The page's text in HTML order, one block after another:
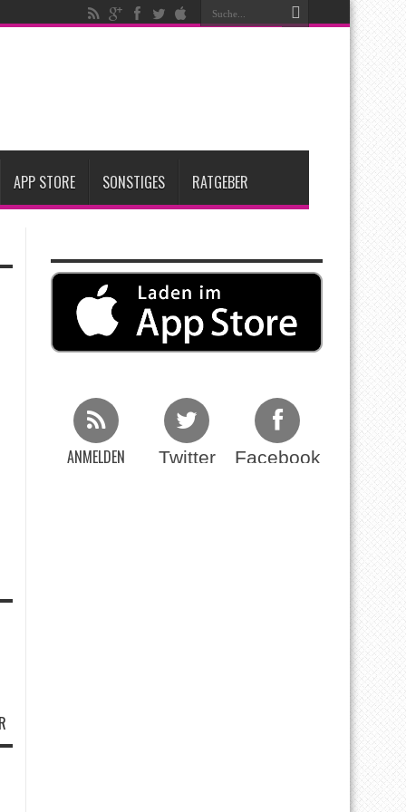
Apple übernimmt Softwarefirma PlasmaSolve
APP STORE SONSTIGES RATGEBER
ANMELDEN Twitter Facebook